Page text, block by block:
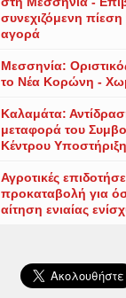
συνεχιζόμενη πίεση
αγορά
Μεσσηνία:
το Νέα Κορώνη -
Καλαμάτα:
μεταφορά του
Κέντρου
Αγροτικές
προκαταβολή για
αίτηση ενιαίας